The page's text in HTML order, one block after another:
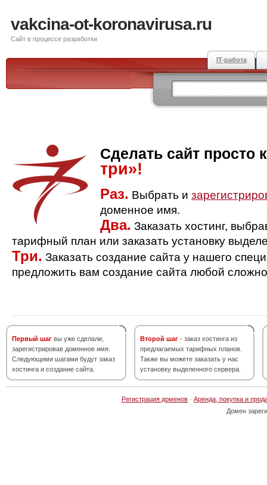
vakcina-ot-koronavirusa.ru
Сайт в процессе разработки
IT-работа
Сделать сайт просто
три»!
Раз. Выбрать и
доменное имя.
Два. Заказать хостинг,
тарифный план или заказать установку
Три. Заказать создание сайта у нашего
предложить вам создание сайта любой
Первый шаг вы уже сделали,
зарегистрировав доменное имя.
Следующими шагами будут заказ
хостинга и создание сайта.
Второй шаг - заказ хостинга из
предлагаемых тарифных планов.
Также вы можете заказать у нас
установку выделенного сервера.
Регистрация доменов · Аренда, покупка и
Домен